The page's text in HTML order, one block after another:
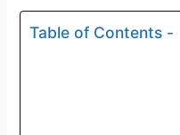
Table of Contents -